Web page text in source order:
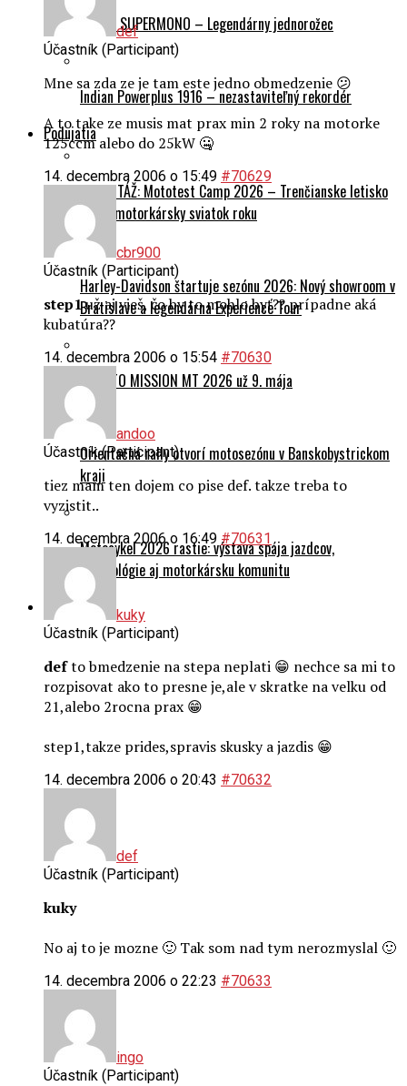
Ducati SUPERMONO – Legendárny jednorožec
Indian Powerplus 1916 – nezastaviteľný rekordér
Podujatia
REPORTÁŽ: Mototest Camp 2026 – Trenčianske letisko
zažilo motorkársky sviatok roku
Harley-Davidson štartuje sezónu 2026: Nový showroom v
Bratislave a legendárna Experience Tour
CFMOTO MISSION MT 2026 už 9. mája
Orientačná rally otvorí motosezónu v Banskobystrickom
kraji
Motocykel 2026 rastie: výstava spája jazdcov,
technológie aj motorkársku komunitu
O nás
def
Účastník (Participant)
Mne sa zda ze je tam este jedno obmedzenie 😕
A to take ze musis mat prax min 2 roky na motorke
125ccm alebo do 25kW 🤐
14. decembra 2006 o 15:49 #70629
cbr900
Účastník (Participant)
step1už aj vieš, čo by to mohlo byť?? prípadne aká
kubatúra??
14. decembra 2006 o 15:54 #70630
andoo
Účastník (Participant)
tiez mam ten dojem co pise def. takze treba to
vyzistit..
14. decembra 2006 o 16:49 #70631
kuky
Účastník (Participant)
defto bmedzenie na stepa neplati 😁 nechce sa mi to
rozpisovat ako to presne je,ale v skratke na velku od
21,alebo 2rocna prax 😁
step1,takze prides,spravis skusky a jazdis 😁
14. decembra 2006 o 20:43 #70632
def
Účastník (Participant)
kuky
No aj to je mozne 🙂 Tak som nad tym nerozmyslal 🙂
14. decembra 2006 o 22:23 #70633
ingo
Účastník (Participant)